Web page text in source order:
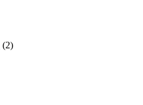
(2)